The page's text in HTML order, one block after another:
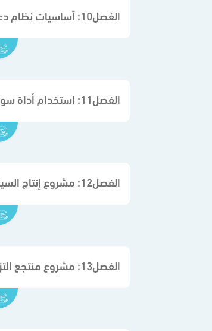
الفصل12: مشروع إنتاج السيارات
الفصل13: مشروع منتجع التزلج